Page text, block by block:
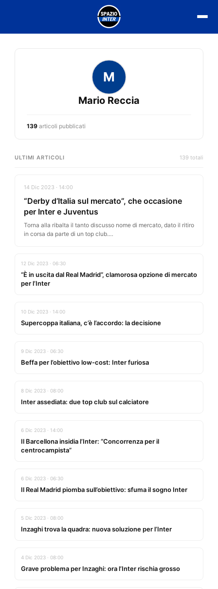
M
Mario Reccia
139 articoli pubblicati
ULTIMI ARTICOLI 139 totali
14 Dic 2023 · 14:00
“Derby d’Italia sul mercato”, che occasione
per Inter e Juventus
Torna alla ribalta il tanto discusso nome di mercato, dato il ritiro
in corsa da parte di un top club.…
12 Dic 2023 · 06:30
“È in uscita dal Real Madrid”, clamorosa opzione di mercato
per l’Inter
10 Dic 2023 · 14:00
Supercoppa italiana, c’è l’accordo: la decisione
9 Dic 2023 · 06:30
Beffa per l’obiettivo low-cost: Inter furiosa
8 Dic 2023 · 08:00
Inter assediata: due top club sul calciatore
6 Dic 2023 · 14:00
Il Barcellona insidia l’Inter: “Concorrenza per il
centrocampista”
6 Dic 2023 · 06:30
Il Real Madrid piomba sull’obiettivo: sfuma il sogno Inter
5 Dic 2023 · 08:00
Inzaghi trova la quadra: nuova soluzione per l’Inter
4 Dic 2023 · 08:00
Grave problema per Inzaghi: ora l’Inter rischia grosso